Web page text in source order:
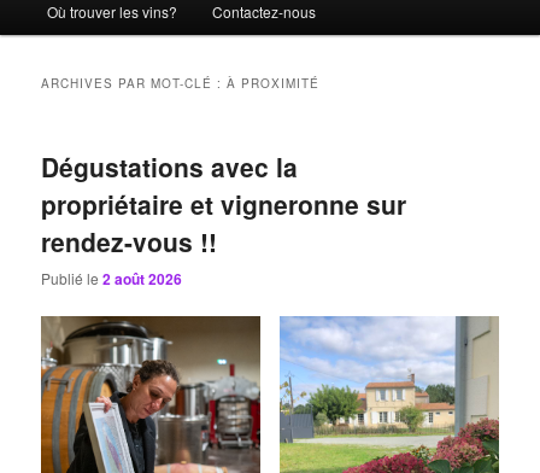
Où trouver les vins? Contactez-nous
ARCHIVES PAR MOT-CLÉ :À PROXIMITÉ
Dégustations avec la
propriétaire et vigneronne sur
rendez-vous !!
Publié le2 août 2026